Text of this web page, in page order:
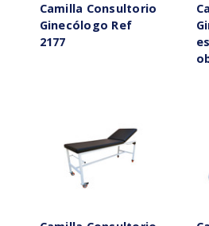
Camilla Consultorio
Ginecólogo Ref
2177